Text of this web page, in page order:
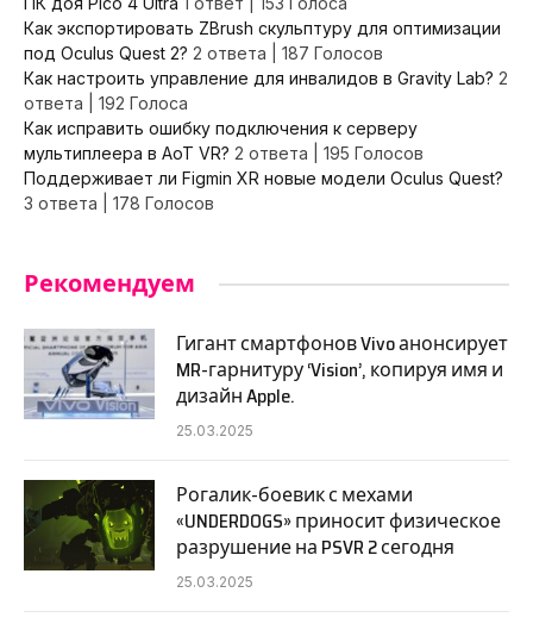
Как экспортировать ZBrush скульптуру для оптимизации
под Oculus Quest 2? 2 ответа
187 Голосов
Как настроить управление для инвалидов в Gravity Lab? 2
ответа
192 Голоса
Как исправить ошибку подключения к серверу
мультиплеера в AoT VR? 2 ответа
195 Голосов
Поддерживает ли Figmin XR новые модели Oculus Quest?
3 ответа
178 Голосов
Рекомендуем
Гигант смартфонов Vivo анонсирует
MR-гарнитуру ‘Vision’, копируя имя и
дизайн Apple.
25.03.2025
Рогалик-боевик с мехами
«UNDERDOGS» приносит физическое
разрушение на PSVR 2 сегодня
25.03.2025